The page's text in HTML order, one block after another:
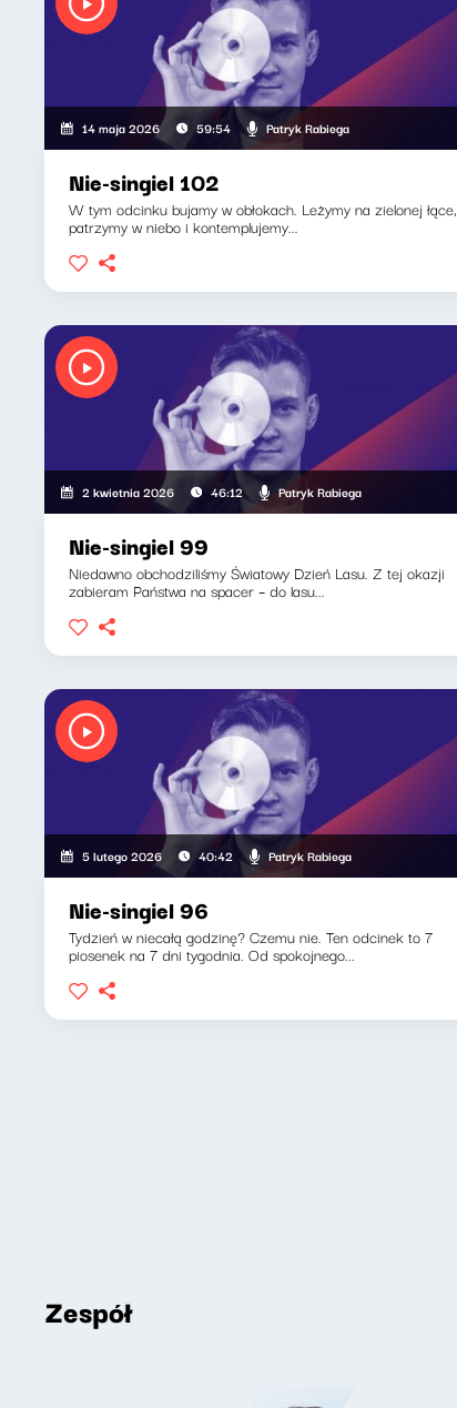
14 maja 2026 59:54 Patryk Rabiega
Nie-singiel 102
W tym odcinku bujamy w obłokach. Leżymy na zielonej łące,
patrzymy w niebo i kontemplujemy...
2 kwietnia 2026 46:12 Patryk Rabiega
Nie-singiel 99
Niedawno obchodziliśmy Światowy Dzień Lasu. Z tej okazji
zabieram Państwa na spacer – do lasu...
5 lutego 2026 40:42 Patryk Rabiega
Nie-singiel 96
Tydzień w niecałą godzinę? Czemu nie. Ten odcinek to 7
piosenek na 7 dni tygodnia. Od spokojnego...
Zespół